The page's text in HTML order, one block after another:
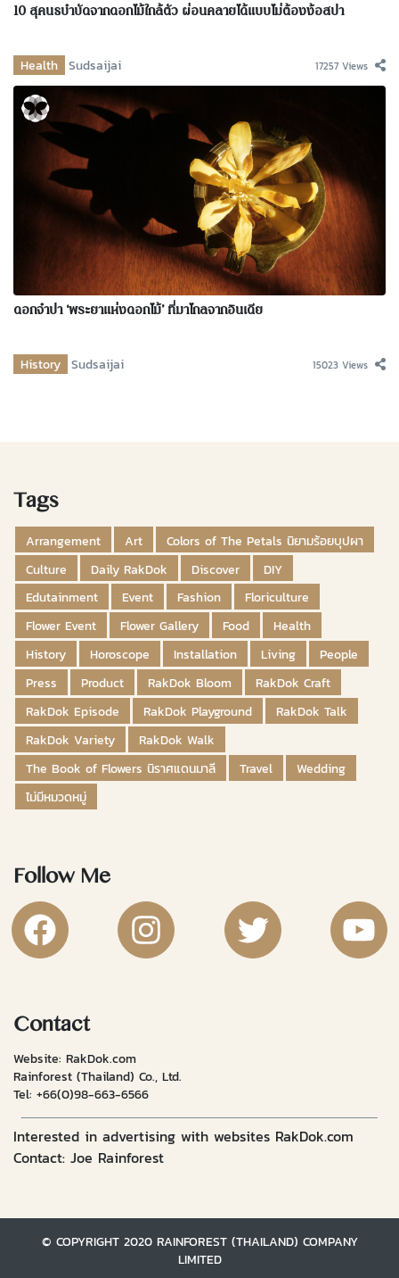
10 สุคนธบำบัดจากดอกไม้ใกล้ตัว ผ่อนคลายได้แบบไม่ต้องง้อสปา
Health Sudsaijai 17257 Views
ดอกจำปา ‘พระยาแห่งดอกไม้’ ที่มาไกลจากอินเดีย
History Sudsaijai 15023 Views
Tags
Arrangement Art
Colors of The Petals นิยามร้อยบุปผา
Culture
Daily RakDok Discover
DIY
Edutainment
Event Fashion
Floriculture
Flower Event
Flower Gallery Food
Health
History
Horoscope Installation Living
People
Press
Product RakDok Bloom
RakDok Craft
RakDok Episode
RakDok Playground
RakDok Talk
RakDok Variety
RakDok Walk
The Book of Flowers นิราศแดนมาลี
Travel
Wedding
ไม่มีหมวดหมู่
Follow Me
RakDok Channel FacebookRakDok Channel Instagram
RakDok Twitter Rakdok
Contact
Website: RakDok.com
Rainforest (Thailand) Co., Ltd.
Tel: +66(0)98-663-6566
Interested in advertising with websites RakDok.com
Contact: Joe Rainforest
© COPYRIGHT 2020 RAINFOREST (THAILAND) COMPANY
LIMITED